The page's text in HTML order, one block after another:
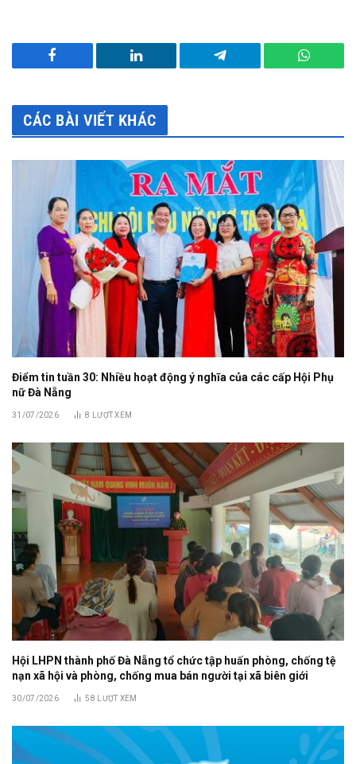
Facebook LinkedIn Telegram
CÁC BÀI VIẾT KHÁC
Điểm tin tuần 30: Nhiều hoạt động ý nghĩa của các cấp Hội Phụ
nữ Đà Nẵng
31/07/2026 8 LƯỢT XEM
Hội LHPN thành phố Đà Nẵng tổ chức tập huấn phòng, chống tệ
nạn xã hội và phòng, chống mua bán người tại xã biên giới
30/07/2026 58 LƯỢT XEM